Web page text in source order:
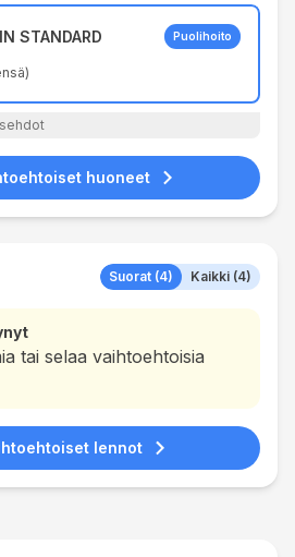
STANDARD Puolihoito
)
huoneet
Suorat (4) Kaikki (4)
tai selaa vaihtoehtoisia
lennot